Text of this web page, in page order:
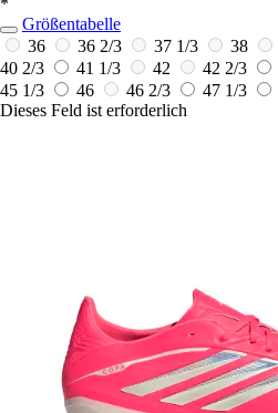
Größentabelle
36
36 2/3 37 1/3 38
40 2/3
41 1/3 42 42 2/3
45 1/3
46 46 2/3 47 1/3
Dieses Feld ist erforderlich